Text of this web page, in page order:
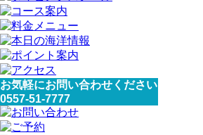
お気軽にお問い合わせください
0557-51-7777